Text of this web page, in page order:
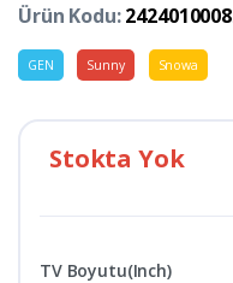
Ürün Kodu:
GEN Sunny Snowa
Stokta Yok
TV Boyutu(Inch)